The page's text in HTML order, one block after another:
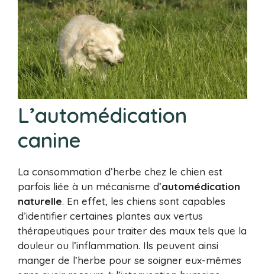
L’automédication
canine
La consommation d’herbe chez le chien est
parfois liée à un mécanisme d’automédication
naturelle. En effet, les chiens sont capables
d’identifier certaines plantes aux vertus
thérapeutiques pour traiter des maux tels que la
douleur ou l’inflammation. Ils peuvent ainsi
manger de l’herbe pour se soigner eux-mêmes